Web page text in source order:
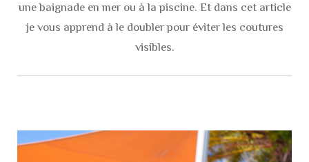
une baignade en mer ou à la piscine. Et dans cet article
je vous apprend à le doubler pour éviter les coutures
visibles.